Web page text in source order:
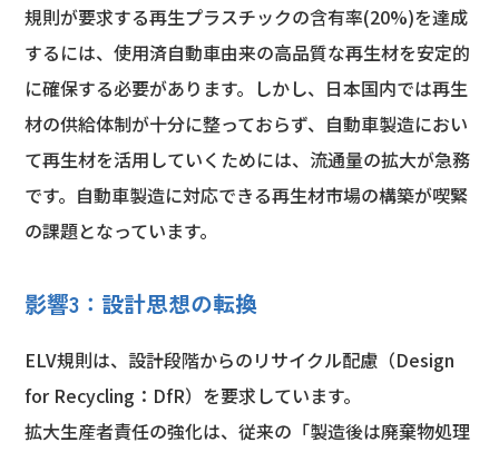
規則が要求する再生プラスチックの含有率(20%)を達成
するには、使用済自動車由来の高品質な再生材を安定的
に確保する必要があります。しかし、日本国内では再生
材の供給体制が十分に整っておらず、自動車製造におい
て再生材を活用していくためには、流通量の拡大が急務
です。自動車製造に対応できる再生材市場の構築が喫緊
の課題となっています。
影響3：設計思想の転換
ELV規則は、設計段階からのリサイクル配慮（Design
for Recycling：DfR）を要求しています。
拡大生産者責任の強化は、従来の「製造後は廃棄物処理